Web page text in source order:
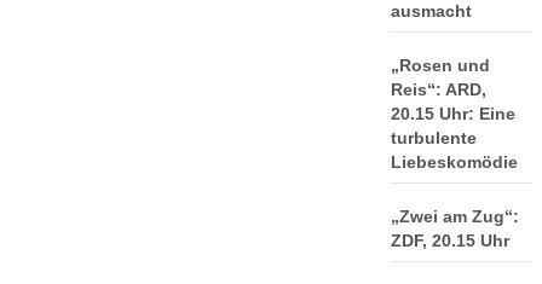
ausmacht
„Rosen und
Reis“: ARD,
20.15 Uhr: Eine
turbulente
Liebeskomödie
„Zwei am Zug“:
ZDF, 20.15 Uhr